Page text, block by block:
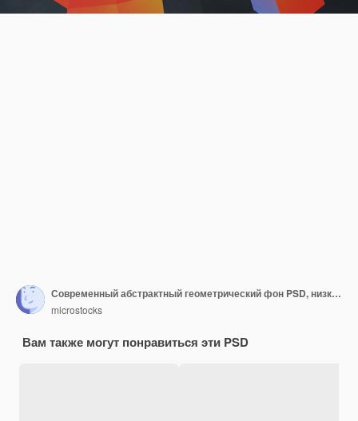
Современный абстрактный геометрический фон PSD, низкополигональные горизонтальные обои для рабочего стола, фон 4k
microstocks
Вам также могут понравиться эти PSD